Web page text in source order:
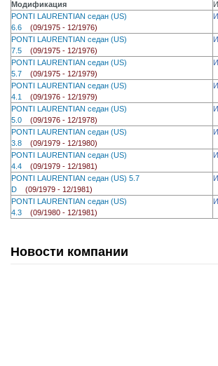
Модификация
PONTI LAURENTIAN седан (US)
6.6 (09/1975 - 12/1976)
PONTI LAURENTIAN седан (US)
7.5 (09/1975 - 12/1976)
PONTI LAURENTIAN седан (US)
5.7 (09/1975 - 12/1979)
PONTI LAURENTIAN седан (US)
4.1 (09/1976 - 12/1979)
PONTI LAURENTIAN седан (US)
5.0 (09/1976 - 12/1978)
PONTI LAURENTIAN седан (US)
3.8 (09/1979 - 12/1980)
PONTI LAURENTIAN седан (US)
4.4 (09/1979 - 12/1981)
PONTI LAURENTIAN седан (US) 5.7
D (09/1979 - 12/1981)
PONTI LAURENTIAN седан (US)
4.3 (09/1980 - 12/1981)
Новости компании